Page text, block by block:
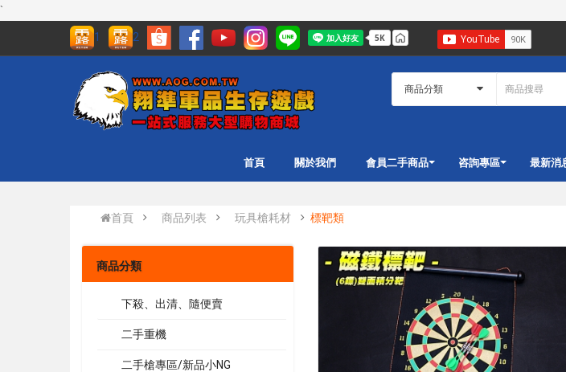
`
1 2
首頁 關於我們 會員二手商品 咨詢專區 最新消
首頁 商品列表 玩具槍耗材 標靶類
商品分類
下殺、出清、隨便賣
二手重機
二手槍專區/新品小NG